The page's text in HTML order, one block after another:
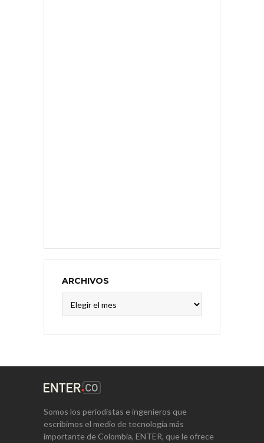
ARCHIVOS
Somos los periodistas e ingenieros que
escribimos el medio de tecnología más
importante de Colombia, ENTER, que le ofrece